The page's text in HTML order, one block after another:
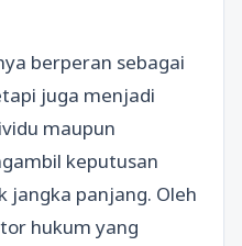
berperan sebagai
juga menjadi
maupun
keputusan
jangka panjang. Oleh
hukum yang